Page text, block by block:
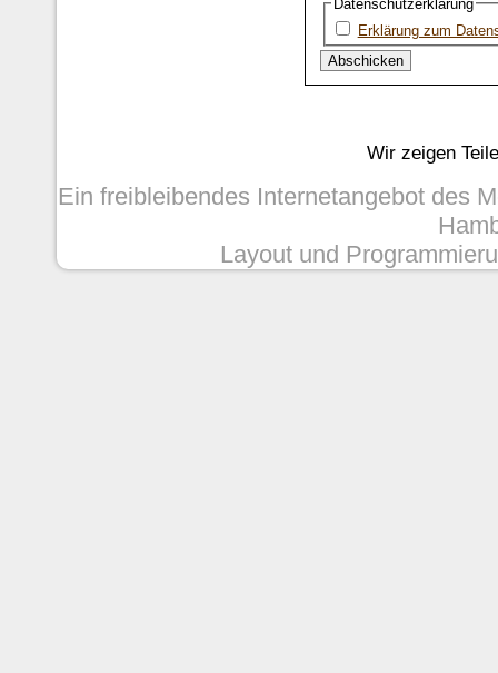
Datenschutzerklärung
Erklärung zum
Wir zeigen
Ein freibleibendes Internetangebot des
Layout und